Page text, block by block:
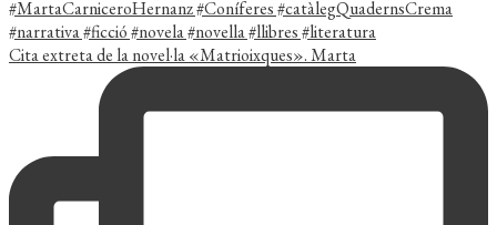
Cita extreta de la novel·la «Matrioixques». Marta